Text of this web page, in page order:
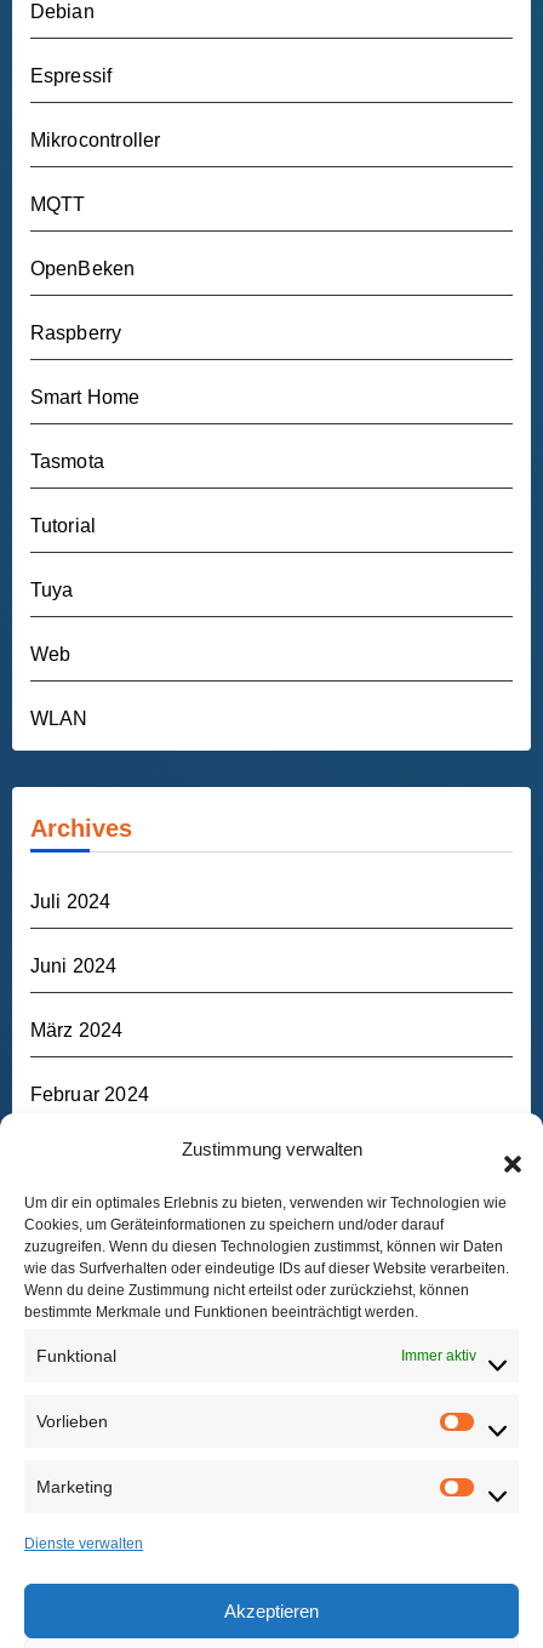
Zustimmung verwalten
Um dir ein optimales Erlebnis zu bieten, verwenden wir Technologien wie
Cookies, um Geräteinformationen zu speichern und/oder darauf
zuzugreifen. Wenn du diesen Technologien zustimmst, können wir Daten
wie das Surfverhalten oder eindeutige IDs auf dieser Website verarbeiten.
Wenn du deine Zustimmung nicht erteilst oder zurückziehst, können
bestimmte Merkmale und Funktionen beeinträchtigt werden.
Funktional Immer aktiv
Vorlieben
Marketing
Dienste verwalten
Akzeptieren
Debian
Espressif
Mikrocontroller
MQTT
OpenBeken
Raspberry
Smart Home
Tasmota
Tutorial
Tuya
Web
WLAN
Archives
Juli 2024
Juni 2024
März 2024
Februar 2024
Dezember 2023
September 2023
August 2023